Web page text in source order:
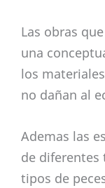
Las obras
una
los
no dañan al
Ademas las
de diferentes
tipos de